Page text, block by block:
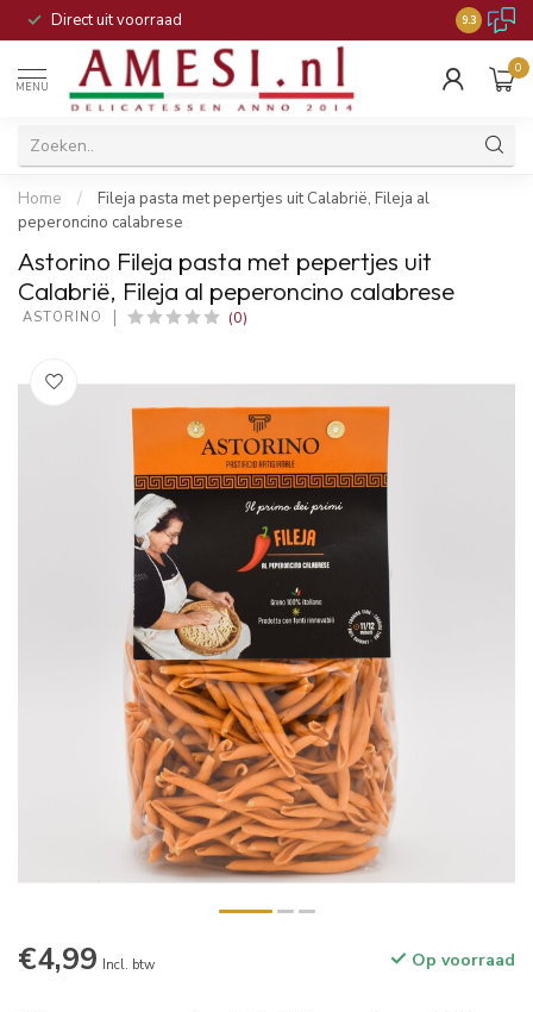
Direct uit voorraad 9.3
MENU
0
Home /
Fileja pasta met pepertjes uit Calabrië, Fileja al
peperoncino calabrese
Astorino Fileja pasta met pepertjes uit
Calabrië, Fileja al peperoncino calabrese
ASTORINO (0)
€4,99 Incl. btw Op voorraad